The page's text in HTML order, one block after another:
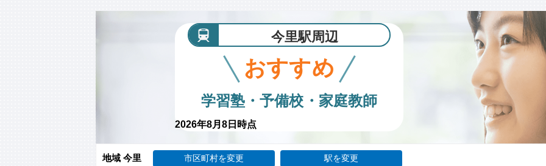
今里駅周辺
おすすめ
学習塾・予備校・家庭教師
2026年8月8日時点
地域 今里 市区町村を変更 駅を変更